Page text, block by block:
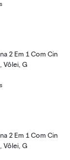
2 Em 1 Com Cin
Vôlei, G
2 Em 1 Com Cin
Vôlei, G